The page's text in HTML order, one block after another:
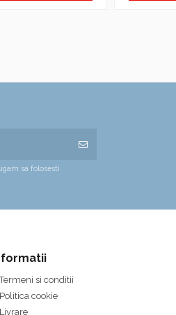
sa folosesti
Termeni si conditii
Politica cookie
Livrare